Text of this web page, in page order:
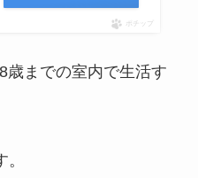
ポチップ
歳までの室内で生活す